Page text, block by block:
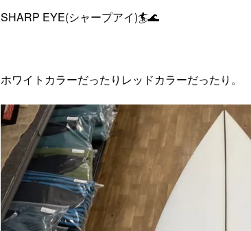
SHARP EYE(シャープアイ)🏄🌊
ホワイトカラーだったりレッドカラーだったり。